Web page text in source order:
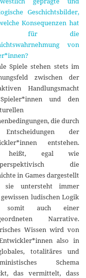
Geschichtsbilder,
Konsequenzen hat
für die
von
Spiele stehen stets im
zwischen der
Handlungsmacht
und den
die durch
der
entstehen.
heißt, egal wie
die
in Games dargestellt
sie untersteht immer
ludischen Logik
somit auch einer
Narrative.
Wissen wird von
also in
totalitäres und
Schema
das vermittelt, dass